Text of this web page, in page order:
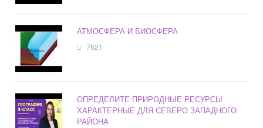
АТМОСФЕРА И БИОСФЕРА
7621
ОПРЕДЕЛИТЕ ПРИРОДНЫЕ РЕСУРСЫ
ХАРАКТЕРНЫЕ ДЛЯ СЕВЕРО ЗАПАДНОГО
РАЙОНА